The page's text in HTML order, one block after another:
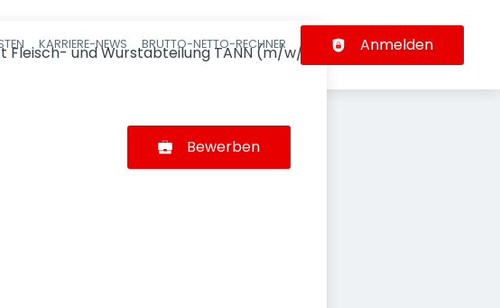
Navigation
KARRIERE-NEWS BRUTTO-NETTO-RECHNER Anmelden
Fleisch- und Wurstabteilung TANN (m/w/d)
Bewerben